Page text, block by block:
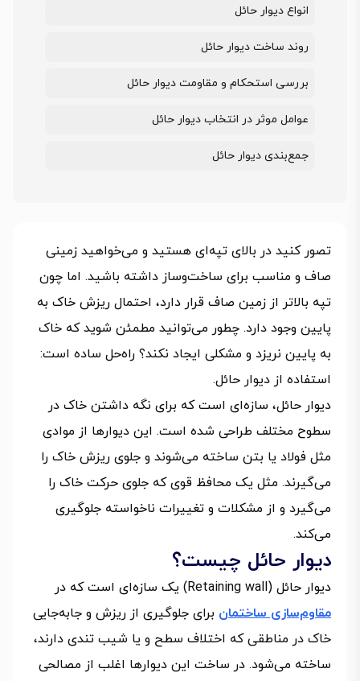
انواع دیوار حائل
روند ساخت دیوار حائل
بررسی استحکام و مقاومت دیوار حائل
عوامل موثر در انتخاب دیوار حائل
جمع‌بندی دیوار حائل
تصور کنید در بالای تپه‌ای هستید و می‌خواهید زمینی
صاف و مناسب برای ساخت‌وساز داشته باشید. اما چون
تپه بالاتر از زمین صاف قرار دارد، احتمال ریزش خاک به
پایین وجود دارد. چطور می‌توانید مطمئن شوید که خاک
به پایین نریزد و مشکلی ایجاد نکند؟ راه‌حل ساده است:
استفاده از دیوار حائل.
دیوار حائل، سازه‌ای است که برای نگه داشتن خاک در
سطوح مختلف طراحی شده است. این دیوارها از موادی
مثل فولاد یا بتن ساخته می‌شوند و جلوی ریزش خاک را
می‌گیرند. مثل یک محافظ قوی که جلوی حرکت خاک را
می‌گیرد و از مشکلات و تغییرات ناخواسته جلوگیری
می‌کند.
دیوار حائل چیست؟
دیوار حائل (Retaining wall) یک سازه‌ای است که در
مقاوم‌سازی ساختمان برای جلوگیری از ریزش و جابه‌جایی
خاک در مناطقی که اختلاف سطح و یا شیب تندی دارند،
ساخته می‌شود. در ساخت این دیوارها اغلب از مصالحی